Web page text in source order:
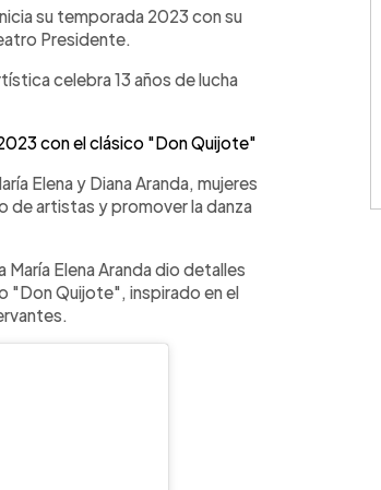
su temporada 2023 con su
Presidente.
celebra 13 años de lucha
con el clásico "Don Quijote"
Elena y Diana Aranda, mujeres
de artistas y promover la danza
Elena Aranda dio detalles
"Don Quijote", inspirado en el